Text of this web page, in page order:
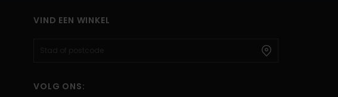
VIND EEN WINKEL
VOLG ONS: